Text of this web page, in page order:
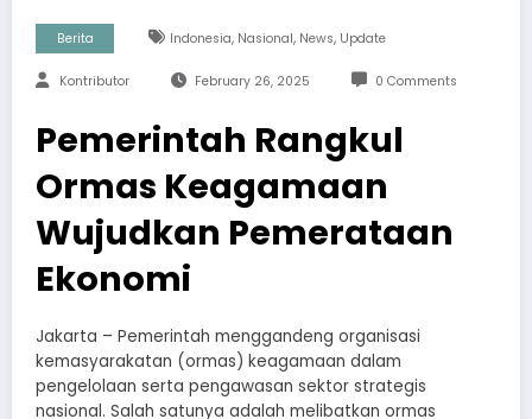
Berita Indonesia, Nasional, News, Update
Kontributor February 26, 2025 0 Comments
Pemerintah Rangkul
Ormas Keagamaan
Wujudkan Pemerataan
Ekonomi
Jakarta – Pemerintah menggandeng organisasi
kemasyarakatan (ormas) keagamaan dalam
pengelolaan serta pengawasan sektor strategis
nasional. Salah satunya adalah melibatkan ormas